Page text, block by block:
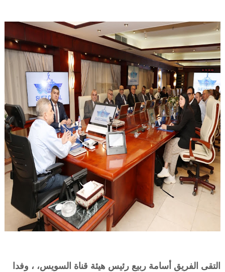
التقى الفريق أسامة ربيع رئيس هيئة قناة السويس، ، وفدا